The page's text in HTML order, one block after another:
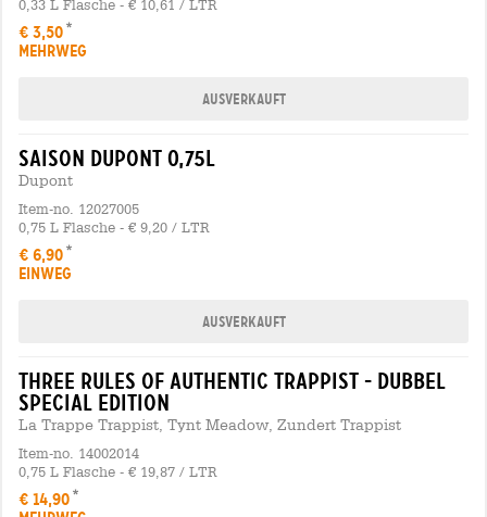
0,33 L Flasche - € 10,61 / LTR
€ 3,50
MEHRWEG
Ausverkauft
saison dupont 0,75l
Dupont
Item-no. 12027005
0,75 L Flasche - € 9,20 / LTR
€ 6,90
EINWEG
Ausverkauft
three rules of authentic trappist - dubbel
special edition
La Trappe Trappist, Tynt Meadow, Zundert Trappist
Item-no. 14002014
0,75 L Flasche - € 19,87 / LTR
€ 14,90